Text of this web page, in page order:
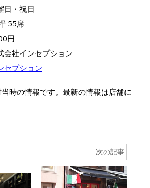
日・祝日
55席
円
会社インセプション
セプション
時の情報です。最新の情報は店舗に
次の記事